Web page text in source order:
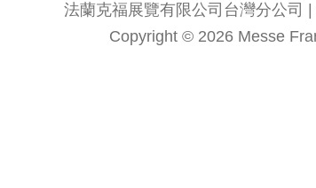
法蘭克福展覽有限公司台灣分公司
Copyright © 2026 Messe